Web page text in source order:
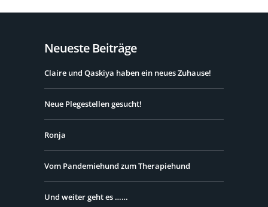
Neueste Beiträge
Claire und Qaskiya haben ein neues Zuhause!
Neue Plegestellen gesucht!
Ronja
Vom Pandemiehund zum Therapiehund
Und weiter geht es ……